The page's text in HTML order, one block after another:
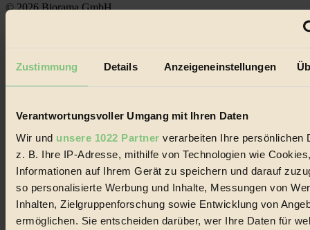
Zustimmung Details Anzeigeneinstellungen
Verantwortungsvoller Umgang mit Ihren Daten
Wir und unsere 1022 Partner verarbeiten Ihre persönlichen
z. B. Ihre IP-Adresse, mithilfe von Technologien wie
Informationen auf Ihrem Gerät zu speichern und darauf
so personalisierte Werbung und Inhalte, Messungen von
Inhalten, Zielgruppenforschung sowie Entwicklung von
ermöglichen. Sie entscheiden darüber, wer Ihre Daten für
© 2026 Biorama GmbH
Handels mit Bioprodukten, des Fair-Trade sowie der Branche
Social Media
22.601 Fans auf Facebook
3.415 Follower auf Twitter
Folge uns auf Instagram
Themen